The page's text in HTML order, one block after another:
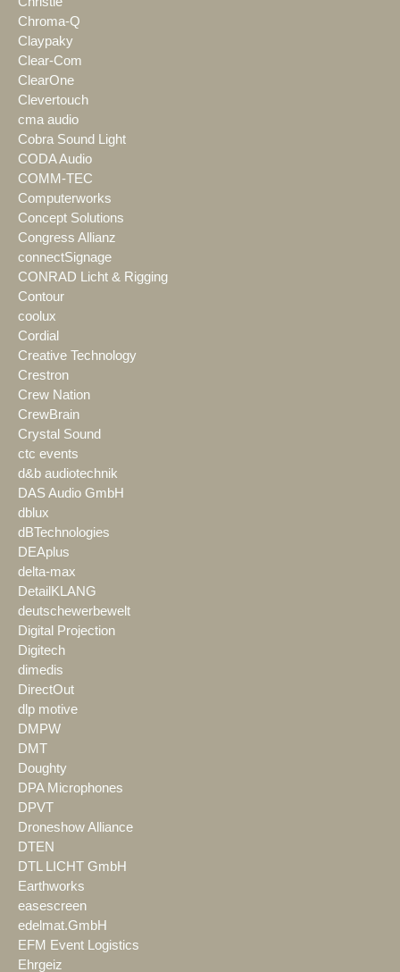
Chroma-Q
Claypaky
Clear-Com
ClearOne
Clevertouch
cma audio
Cobra Sound Light
CODA Audio
COMM-TEC
Computerworks
Concept Solutions
Congress Allianz
connectSignage
CONRAD Licht & Rigging
Contour
coolux
Cordial
Creative Technology
Crestron
Crew Nation
CrewBrain
Crystal Sound
ctc events
d&b audiotechnik
DAS Audio GmbH
dblux
dBTechnologies
DEAplus
delta-max
DetailKLANG
deutschewerbewelt
Digital Projection
Digitech
dimedis
DirectOut
dlp motive
DMPW
DMT
Doughty
DPA Microphones
DPVT
Droneshow Alliance
DTEN
DTL LICHT GmbH
Earthworks
easescreen
edelmat.GmbH
EFM Event Logistics
Ehrgeiz